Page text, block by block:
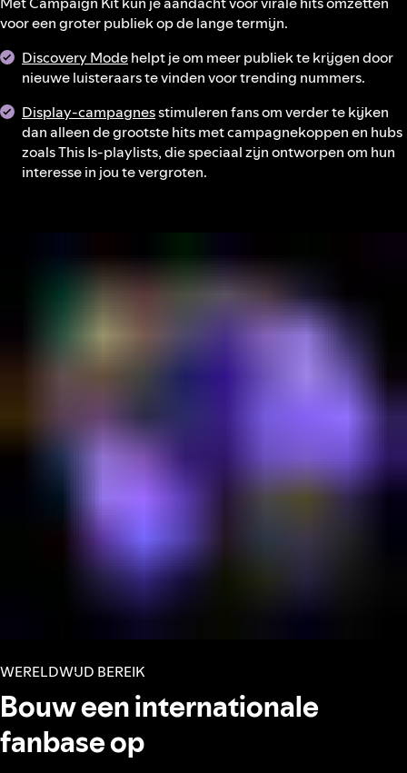
voor een groter publiek op de lange termijn.
Discovery Modehelpt je om meer publiek te krijgen door
nieuwe luisteraars te vinden voor trending nummers.
Display-campagnesstimuleren fans om verder te kijken
dan alleen de grootste hits met campagnekoppen en hubs
zoals This Is-playlists, die speciaal zijn ontworpen om hun
interesse in jou te vergroten.
WERELDWIJD BEREIK
Bouw een internationale
fanbase op